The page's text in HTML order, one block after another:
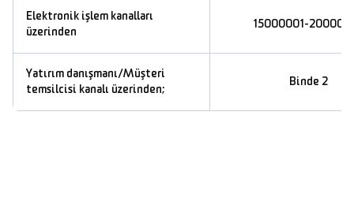
Elektronik işlem kanalları
üzerinden
15000001-
Yatırım danışmanı/Müşteri
temsilcisi kanalı üzerinden;
Binde 2